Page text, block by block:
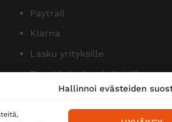
Hallinnoi evästeiden
Paytrail
Klarna
Lasku yrityksille
Ennakkolasku yksityisille